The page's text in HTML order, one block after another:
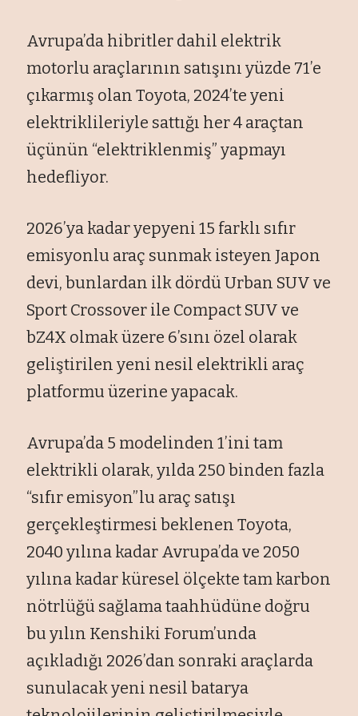
Avrupa’da hibritler dahil elektrik
motorlu araçlarının satışını yüzde 71’e
çıkarmış olan Toyota, 2024’te yeni
elektriklileriyle sattığı her 4 araçtan
üçünün “elektriklenmiş” yapmayı
hedefliyor.
2026’ya kadar yepyeni 15 farklı sıfır
emisyonlu araç sunmak isteyen Japon
devi, bunlardan ilk dördü Urban SUV ve
Sport Crossover ile Compact SUV ve
bZ4X olmak üzere 6’sını özel olarak
geliştirilen yeni nesil elektrikli araç
platformu üzerine yapacak.
Avrupa’da 5 modelinden 1’ini tam
elektrikli olarak, yılda 250 binden fazla
“sıfır emisyon”lu araç satışı
gerçekleştirmesi beklenen Toyota,
2040 yılına kadar Avrupa’da ve 2050
yılına kadar küresel ölçekte tam karbon
nötrlüğü sağlama taahhüdüne doğru
bu yılın Kenshiki Forum’unda
açıkladığı 2026’dan sonraki araçlarda
sunulacak yeni nesil batarya